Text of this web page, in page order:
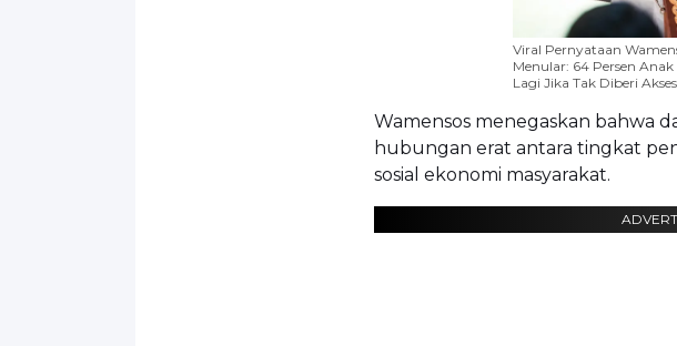
Viral Pernyataan
Menular: 64 Persen
Lagi Jika Tak Diberi
Wamensos menegaskan bahwa
hubungan erat antara tingkat
sosial ekonomi masyarakat.